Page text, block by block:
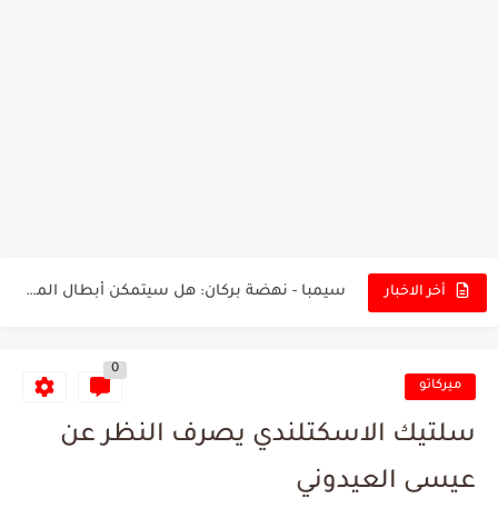
أخر الاخبار سيمبا - نهضة بركان: هل سيتمكن أبطال المغرب من الحفاظ...
البرنامج الكامل لنهائي البطولة بين الاتحاد المنستيري والنادي الإفريقي ميركاتو
0
سلتيك الاسكتلندي يصرف النظر عن
عيسى العيدوني